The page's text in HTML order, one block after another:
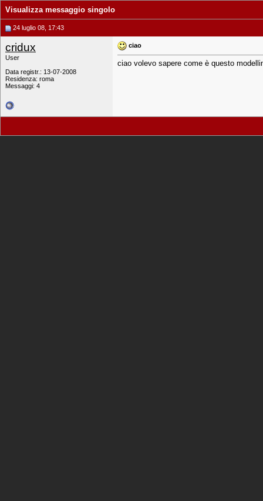
Visualizza messaggio singolo
24 luglio 08, 17:43
cridux
User
Data registr.: 13-07-2008
Residenza: roma
Messaggi: 4
ciao
ciao volevo sapere come è questo